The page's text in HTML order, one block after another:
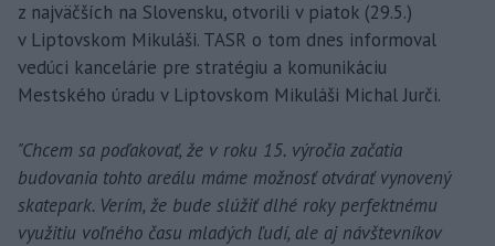
z najväčších na Slovensku, otvorili v piatok (29.5.)
v Liptovskom Mikuláši. TASR o tom dnes informoval
vedúci kancelárie pre stratégiu a komunikáciu
Mestského úradu v Liptovskom Mikuláši Michal Jurči.
"Chcem sa poďakovať, že v roku 15. výročia začatia
budovania tohto areálu máme možnosť otvárať vynovený
skatepark. Verím, že bude slúžiť dlhé roky perfektnému
využitiu voľného času mladých ľudí, ale aj návštevníkov